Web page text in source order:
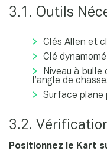
3.1. Outils
Clés Allen et
Clé
Niveau à bulle
l’angle de chasse.
Surface plane
3.2.
Positionnez le Kart